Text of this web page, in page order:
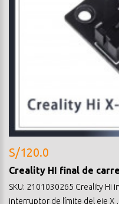
S/120.0
Creality HI final de
SKU: 2101030265 Creality Hi
interruptor de límite del eje X ..